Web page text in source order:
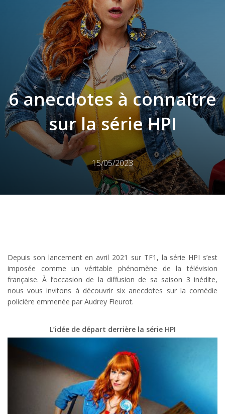
6 anecdotes à connaître
sur la série HPI
15/05/2023
Depuis son lancement en avril 2021 sur TF1, la série HPI s’est
imposée comme un véritable phénomène de la télévision
française. À l’occasion de la diffusion de sa saison 3 inédite,
nous vous invitons à découvrir six anecdotes sur la comédie
policière emmenée par Audrey Fleurot.
L’idée de départ derrière la série HPI